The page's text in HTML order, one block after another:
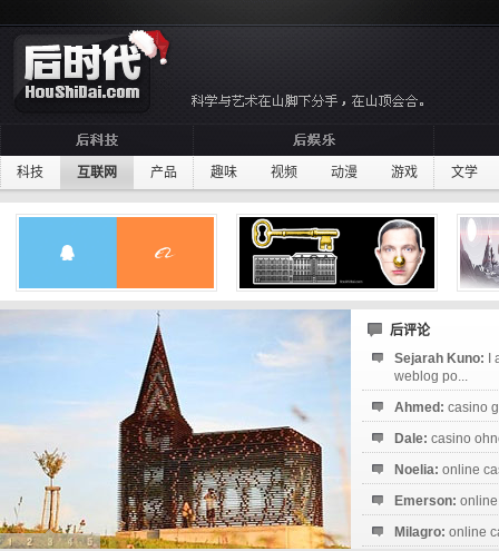
科技 互联网 产品 趣味 视频 动漫 游戏 文学
后评论
Sejarah Kuno:
weblog po...
Ahmed: casino
Dale: casino
Noelia: online
Emerson:
Milagro: online